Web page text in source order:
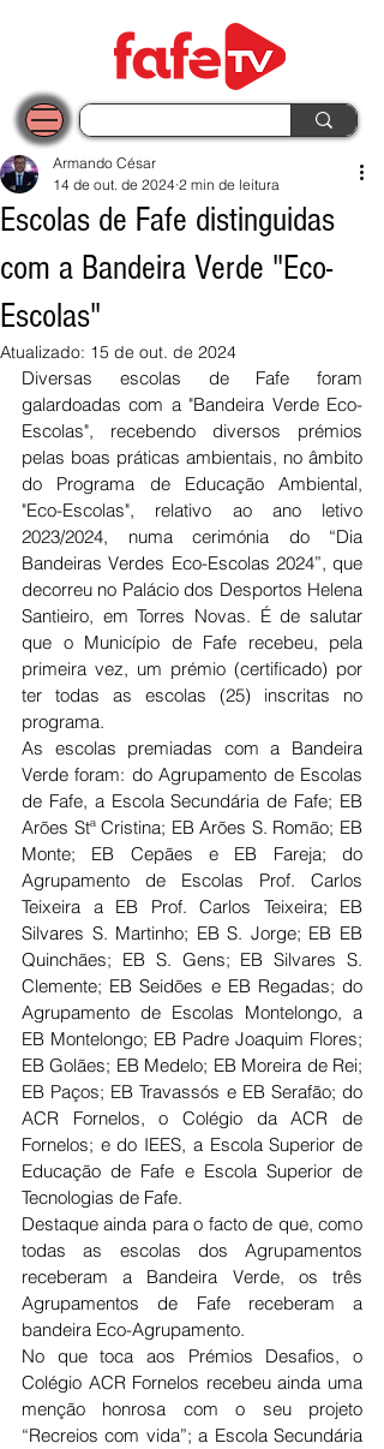
Escolas de Fafe distinguidas
com a Bandeira Verde "Eco-
Escolas"
Armando César
14 de out. de 2024 2 min de leitura
Atualizado: 15 de out. de 2024
Diversas escolas de Fafe foram
galardoadas com a "Bandeira Verde Eco-
Escolas", recebendo diversos prémios
pelas boas práticas ambientais, no âmbito
do Programa de Educação Ambiental,
"Eco-Escolas", relativo ao ano letivo
2023/2024, numa cerimónia do “Dia
Bandeiras Verdes Eco-Escolas 2024”, que
decorreu no Palácio dos Desportos Helena
Santieiro, em Torres Novas. É de salutar
que o Município de Fafe recebeu, pela
primeira vez, um prémio (certificado) por
ter todas as escolas (25) inscritas no
programa.
As escolas premiadas com a Bandeira
Verde foram: do Agrupamento de Escolas
de Fafe, a Escola Secundária de Fafe; EB
Arões Stª Cristina; EB Arões S. Romão; EB
Monte; EB Cepães e EB Fareja; do
Agrupamento de Escolas Prof. Carlos
Teixeira a EB Prof. Carlos Teixeira; EB
Silvares S. Martinho; EB S. Jorge; EB EB
Quinchães; EB S. Gens; EB Silvares S.
Clemente; EB Seidões e EB Regadas; do
Agrupamento de Escolas Montelongo, a
EB Montelongo; EB Padre Joaquim Flores;
EB Golães; EB Medelo; EB Moreira de Rei;
EB Paços; EB Travassós e EB Serafão; do
ACR Fornelos, o Colégio da ACR de
Fornelos; e do IEES, a Escola Superior de
Educação de Fafe e Escola Superior de
Tecnologias de Fafe.
Destaque ainda para o facto de que, como
todas as escolas dos Agrupamentos
receberam a Bandeira Verde, os três
Agrupamentos de Fafe receberam a
bandeira Eco-Agrupamento.
No que toca aos Prémios Desafios, o
Colégio ACR Fornelos recebeu ainda uma
menção honrosa com o seu projeto
“Recreios com vida”; a Escola Secundária